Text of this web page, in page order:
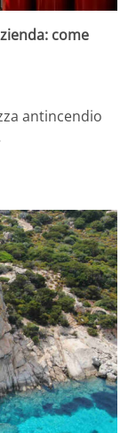
come
antincendio